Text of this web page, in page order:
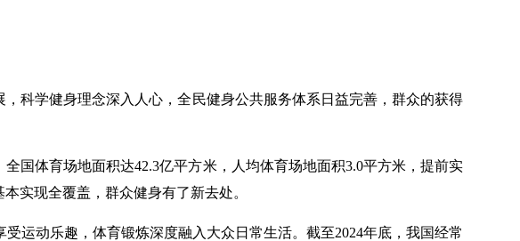
科学健身理念深入人心，全民健身公共服务体系日益完善，群众的获得
国体育场地面积达42.3亿平方米，人均体育场地面积3.0平方米，提前实
实现全覆盖，群众健身有了新去处。
运动乐趣，体育锻炼深度融入大众日常生活。截至2024年底，我国经常